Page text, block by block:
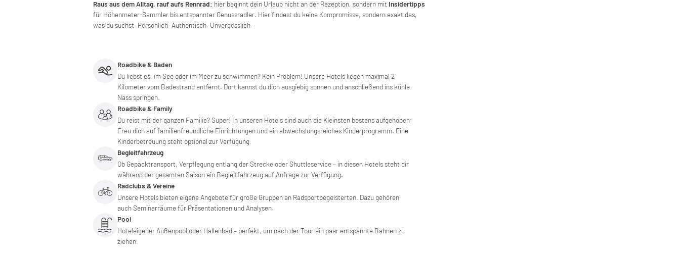
Raus aus dem Alltag, rauf aufs Rennrad: hier beginnt dein Urlaub nicht an der Rezeption, sondern mit Insidertipps
für Höhenmeter-Sammler bis entspannter Genussradler. Hier findest du keine Kompromisse, sondern exakt das,
was du suchst. Persönlich. Authentisch. Unvergesslich.
Roadbike & Baden
Du liebst es, im See oder im Meer zu schwimmen? Kein Problem! Unsere Hotels liegen maximal 2
Kilometer vom Badestrand entfernt. Dort kannst du dich ausgiebig sonnen und anschließend ins kühle
Nass springen.
Roadbike & Family
Du reist mit der ganzen Familie? Super! In unseren Hotels sind auch die Kleinsten bestens aufgehoben:
Freu dich auf familienfreundliche Einrichtungen und ein abwechslungsreiches Kinderprogramm. Eine
Kinderbetreuung steht optional zur Verfügung.
Begleitfahrzeug
Ob Gepäcktransport, Verpflegung entlang der Strecke oder Shuttleservice – in diesen Hotels steht dir
während der gesamten Saison ein Begleitfahrzeug auf Anfrage zur Verfügung.
Radclubs & Vereine
Unsere Hotels bieten eigene Angebote für große Gruppen an Radsportbegeisterten. Dazu gehören
auch Seminarräume für Präsentationen und Analysen.
Pool
Hoteleigener Außenpool oder Hallenbad – perfekt, um nach der Tour ein paar entspannte Bahnen zu
ziehen.